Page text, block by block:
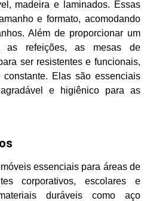
madeira e laminados. Essas
e formato, acomodando
Além de proporcionar um
as refeições, as mesas de
ser resistentes e funcionais,
Elas são essenciais
e higiênico para as
essenciais para áreas de
corporativos, escolares e
duráveis como aço